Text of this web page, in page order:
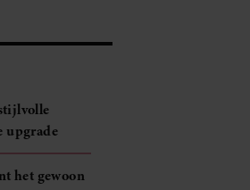
upgrade
het gewoon